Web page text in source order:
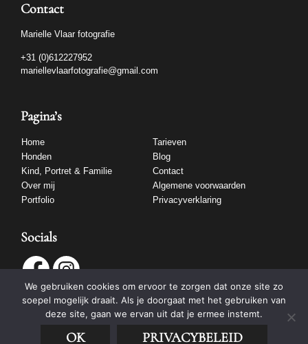
Contact
Marielle Vlaar fotografie
+31 (0)612227952
mariellevlaarfotografie@gmail.com
Pagina’s
Home
Tarieven
Honden
Blog
Kind, Portret & Familie
Contact
Over mij
Algemene voorwaarden
Portfolio
Privacyverklaring
Socials
We gebruiken cookies om ervoor te zorgen dat onze site zo
soepel mogelijk draait. Als je doorgaat met het gebruiken van
deze site, gaan we ervan uit dat je ermee instemt.
OK PRIVACYBELEID